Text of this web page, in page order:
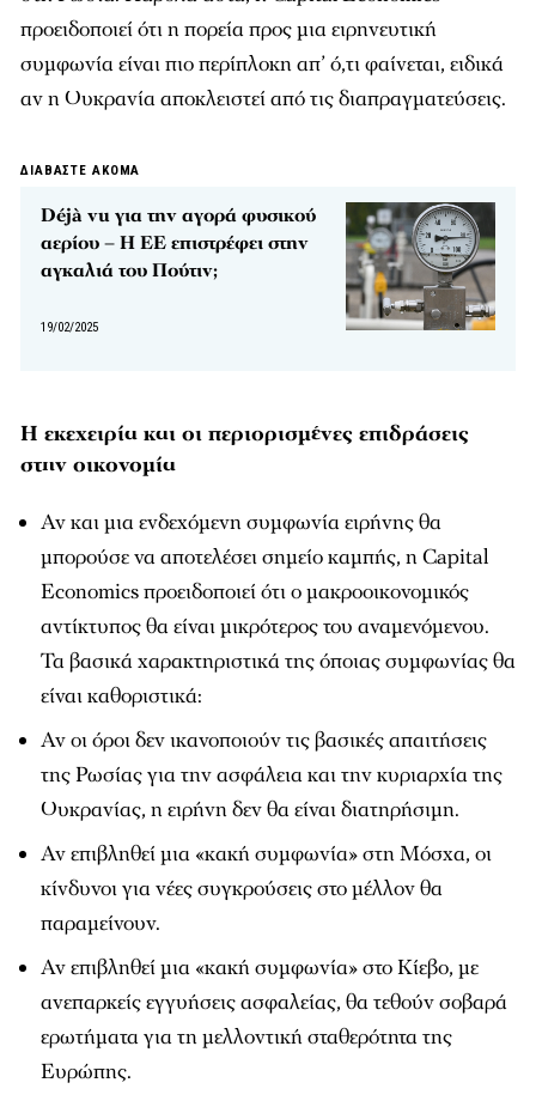
προειδοποιεί ότι η πορεία προς μια ειρηνευτική
συμφωνία είναι πιο περίπλοκη απ’ ό,τι φαίνεται, ειδικά
αν η Ουκρανία αποκλειστεί από τις διαπραγματεύσεις.
ΔΙΑΒΑΣΤΕ ΑΚΟΜΑ
Déjà vu για την αγορά φυσικού
αερίου – Η ΕΕ επιστρέφει στην
αγκαλιά του Πούτιν;
19/02/2025
Η εκεχειρία και οι περιορισμένες επιδράσεις
στην οικονομία
Αν και μια ενδεχόμενη συμφωνία ειρήνης θα
μπορούσε να αποτελέσει σημείο καμπής, η Capital
Economics προειδοποιεί ότι ο μακροοικονομικός
αντίκτυπος θα είναι μικρότερος του αναμενόμενου.
Τα βασικά χαρακτηριστικά της όποιας συμφωνίας θα
είναι καθοριστικά:
Αν οι όροι δεν ικανοποιούν τις βασικές απαιτήσεις
της Ρωσίας για την ασφάλεια και την κυριαρχία της
Ουκρανίας, η ειρήνη δεν θα είναι διατηρήσιμη.
Αν επιβληθεί μια «κακή συμφωνία» στη Μόσχα, οι
κίνδυνοι για νέες συγκρούσεις στο μέλλον θα
παραμείνουν.
Αν επιβληθεί μια «κακή συμφωνία» στο Κίεβο, με
ανεπαρκείς εγγυήσεις ασφαλείας, θα τεθούν σοβαρά
ερωτήματα για τη μελλοντική σταθερότητα της
Ευρώπης.